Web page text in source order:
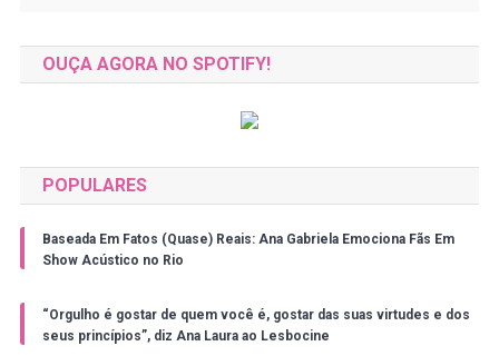
OUÇA AGORA NO SPOTIFY!
POPULARES
Baseada Em Fatos (Quase) Reais: Ana Gabriela Emociona Fãs Em
Show Acústico no Rio
“Orgulho é gostar de quem você é, gostar das suas virtudes e dos
seus princípios”, diz Ana Laura ao Lesbocine